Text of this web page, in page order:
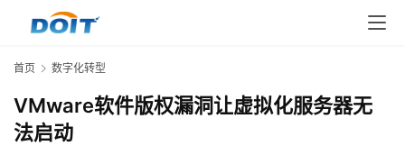
首页 数字化转型
VMware软件版权漏洞让虚拟化服务器无
法启动